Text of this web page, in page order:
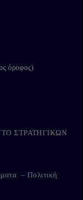
όροφος)
ΣΤΡΑΤΗΓΙΚΩΝ
– Πολιτική